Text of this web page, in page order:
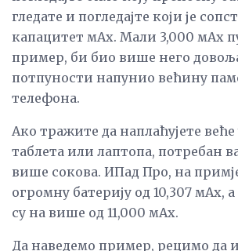
гледате и погледајте који је
капацитет мАх. Мали 3,000 мАх
пример, би био више него
потпуности напунио већину
телефона.
Ако тражите да наплаћујете веће
таблета или лаптопа, потребан
више сокова. ИПад Про, на
огромну батерију од 10,307 мАх,
су на више од 11,000 мАх.
Да наведемо пример, рецимо да